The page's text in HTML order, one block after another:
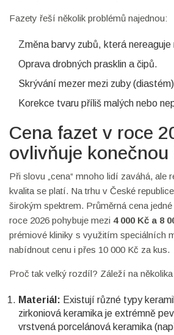
Fazety řeší několik problémů najednou:
Změna barvy zubů, která nereaguje
Oprava drobných prasklin a čipů.
Skrývání mezer mezi zuby
Korekce tvaru příliš malých nebo
Cena fazet v roce
ovlivňuje
Při slovu „cena“ mnoho lidí zaváhá, ale
kvalita se platí. Na trhu v České
širokým spektrem. Průměrná cena
roce 2026 pohybuje mezi 4 000 Kč a 8
prémiové kliniky s využitím speciálních
nabídnout cenu i přes 10 000 Kč za kus.
Proč tak velký rozdíl? Záleží na
Materiál: Existují různé typy
zirkoniová keramika je extrémně
vrstvená porcelánová keramika